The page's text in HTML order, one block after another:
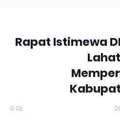
Rapat Istimewa
0